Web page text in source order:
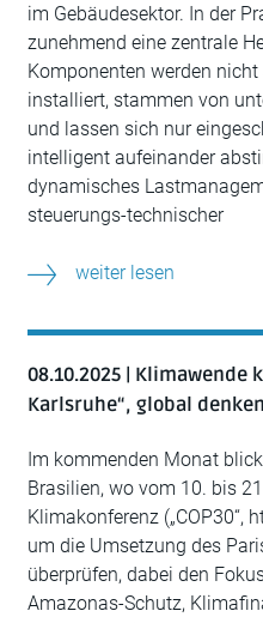
im Gebäudesektor. In der
zunehmend eine zentrale
Komponenten werden
installiert, stammen von
und lassen sich nur
intelligent aufeinander
dynamisches
steuerungs-technischer
weiter lesen
08.10.2025 | Klimawende
Karlsruhe“, global
Im kommenden Monat
Brasilien, wo vom 10. bis
Klimakonferenz
um die Umsetzung des
überprüfen, dabei den
Amazonas-Schutz,